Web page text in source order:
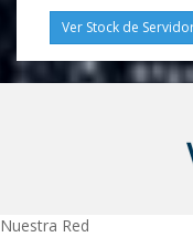
Ver Stock de
Nuestra Red